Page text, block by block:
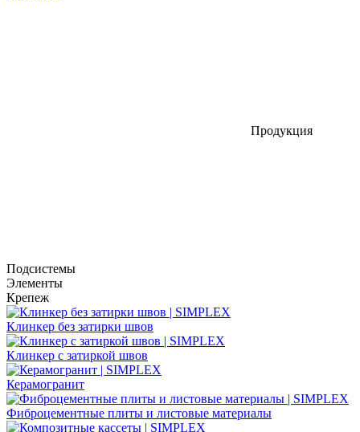
Продукция
Подсистемы
Элементы
Крепеж
Клинкер без затирки швов
Клинкер с затиркой швов
Керамогранит
Фиброцементные плиты и листовые материалы